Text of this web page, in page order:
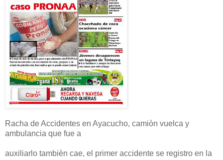
Racha de Accidentes en Ayacucho, camiòn vuelca y
ambulancia que fue a
auxiliarlo tambièn cae, el primer accidente se registro en la